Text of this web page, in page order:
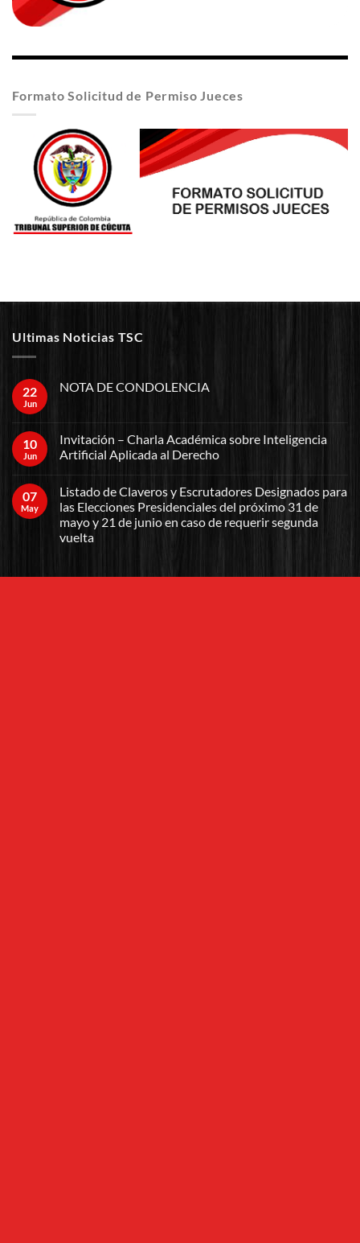
Formato Solicitud de Permiso Jueces
Ultimas Noticias TSC
22
Jun
NOTA DE CONDOLENCIA
10
Jun
Invitación – Charla Académica sobre Inteligencia
Artificial Aplicada al Derecho
07
May
Listado de Claveros y Escrutadores Designados para
las Elecciones Presidenciales del próximo 31 de
mayo y 21 de junio en caso de requerir segunda
vuelta